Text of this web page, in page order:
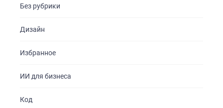
Без рубрики
Дизайн
Избранное
ИИ для бизнеса
Код